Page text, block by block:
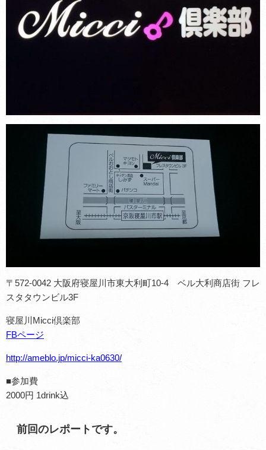
〒572-0042 大阪府寝屋川市東大利町10-4 ベル大利商店街 フレ
スタタウンビル3F
寝屋川Micci倶楽部
FBページ
http://ameblo.jp/micci-ka0630/
■参加費
2000円 1drink込
前回のレポートです。